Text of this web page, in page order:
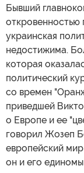
Бывший
откровенностью
украинская
недостижима.
которая
политический
со времен
приведшей
о Европе и ее
говорил Жозеп
европейский
он и его